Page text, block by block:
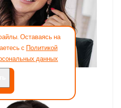
Оставаясь на
с Политикой
данных